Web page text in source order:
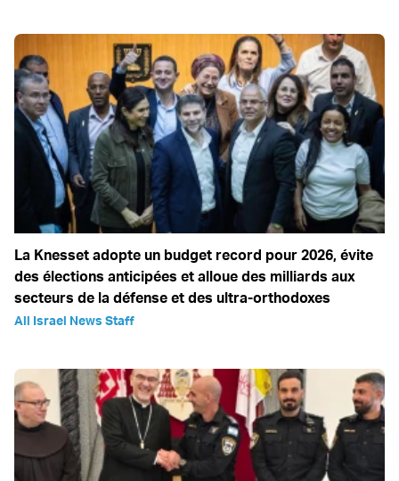
La Knesset adopte un budget record pour 2026, évite
des élections anticipées et alloue des milliards aux
secteurs de la défense et des ultra-orthodoxes
All Israel News Staff